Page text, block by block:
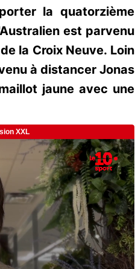
la quatorzième
est parvenu
la Croix Neuve. Loin
à distancer Jonas
jaune avec une